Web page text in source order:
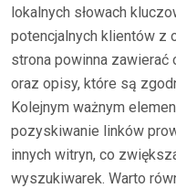
lokalnych słowach
potencjalnych klientów z
strona powinna zawierać
oraz opisy, które są
Kolejnym ważnym
pozyskiwanie linków
innych witryn, co
wyszukiwarek. Warto